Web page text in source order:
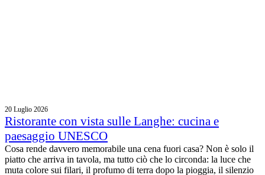
20 Luglio 2026
Ristorante con vista sulle Langhe: cucina e
paesaggio UNESCO
Cosa rende davvero memorabile una cena fuori casa? Non è solo il
piatto che arriva in tavola, ma tutto ciò che lo circonda: la luce che
muta colore sui filari, il profumo di terra dopo la pioggia, il silenzio